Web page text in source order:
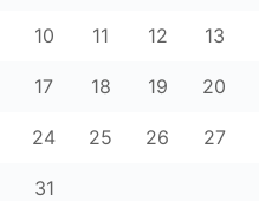
10 11 12 13
17 18 19 20
24 25 26 27
31